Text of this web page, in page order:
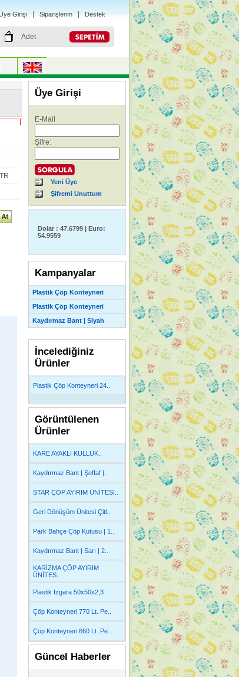
Girişi | Siparişlerim | Destek
Adet
Üye Girişi
E-Mail
Şifre:
Yeni Üye
Şifremi Unuttum
Dolar : 47.6799 | Euro:
54.9559
Kampanyalar
Plastik Çöp Konteyneri
Plastik Çöp Konteyneri
Kaydırmaz Bant | Siyah
İncelediğiniz
Ürünler
Plastik Çöp Konteyneri 24..
Görüntülenen
Ürünler
KARE AYAKLI KÜLLÜK..
Kaydırmaz Bant | Şeffaf |..
STAR ÇÖP AYIRIM ÜNİTESİ..
Geri Dönüşüm Ünitesi Çitl..
Park Bahçe Çöp Kutusu | 1..
Kaydırmaz Bant | Sarı | 2..
KARİZMA ÇÖP AYIRIM
ÜNİTES..
Plastik Izgara 50x50x2,3 ..
Çöp Konteyneri 770 Lt. Pe..
Çöp Konteyneri 660 Lt. Pe..
Güncel Haberler